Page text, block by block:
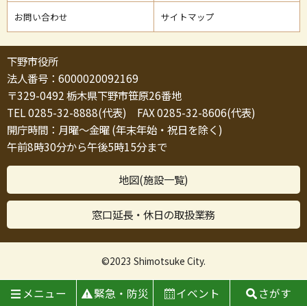
お問い合わせ サイトマップ
下野市役所
法人番号：6000020092169
〒329-0492 栃木県下野市笹原26番地
TEL 0285-32-8888(代表) FAX 0285-32-8606(代表)
開庁時間：月曜～金曜 (年末年始・祝日を除く)
午前8時30分から午後5時15分まで
地図(施設一覧)
窓口延長・休日の取扱業務
©2023 Shimotsuke City.
メニュー 緊急・防災 イベント さがす